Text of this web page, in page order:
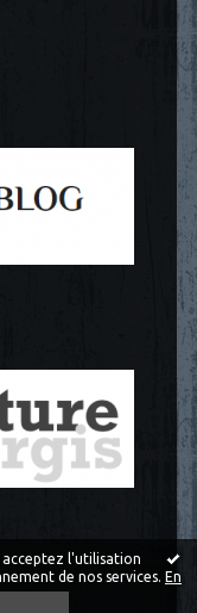
acceptez l'utilisation
de nos services. En